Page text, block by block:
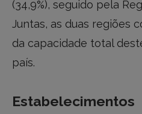
(34,9%), seguido pela
Juntas, as duas regiões
da capacidade total
país.
Estabelecimentos